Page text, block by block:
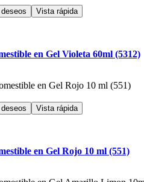
Vista rápida
en Gel Violeta 60ml (5312)
Vista rápida
en Gel Rojo 10 ml (551)